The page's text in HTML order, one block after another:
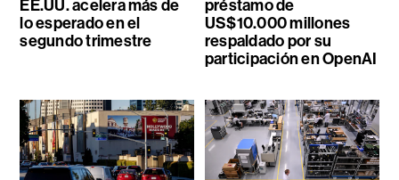
EE.UU. acelera más de
lo esperado en el
segundo trimestre
préstamo de
US$10.000 millones
respaldado por su
participación en OpenAI